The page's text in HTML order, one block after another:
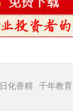
日化香精 千年教育